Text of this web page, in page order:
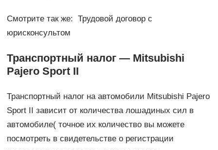
Смотрите так же: Трудовой договор с
юрисконсультом
Транспортный налог — Mitsubishi
Pajero Sport II
Транспортный налог на автомобили Mitsubishi Pajero
Sport II зависит от количества лошадиных сил в
автомобиле( точное их количество вы можете
посмотреть в свидетельстве о регистрации